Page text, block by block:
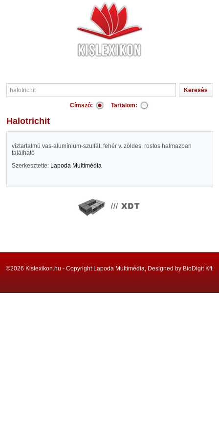
Címszó: Tartalom:
halotrichit
víztartalmú vas-alumínium-szulfát; fehér v. zöldes, rostos halmazban
található
Szerkesztette: Lapoda Multimédia
©2026 Kislexikon.hu - Copyright Lapoda Multimédia, Designed by BioDigit Kft.